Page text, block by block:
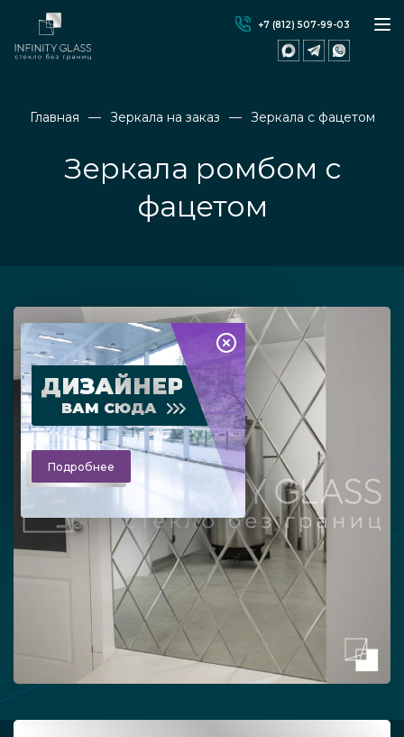
+7 (812) 507-99-03
Главная Зеркала на заказ Зеркала с фацетом
Зеркала ромбом с
фацетом
ДИЗАЙНЕР
ВАМ СЮДА
Подробнее